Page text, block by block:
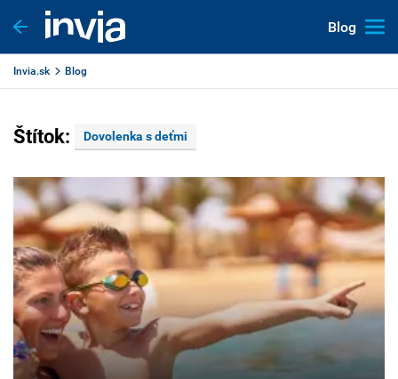
Blog
Invia.sk Blog
Štítok: Dovolenka s deťmi